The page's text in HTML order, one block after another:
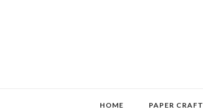
HOME PAPER CRAFT